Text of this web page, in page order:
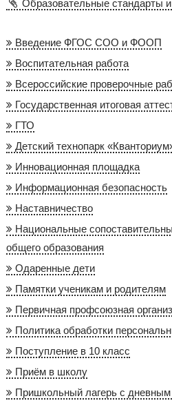
Образовательные стандарты
Введение ФГОС СОО и ФООП
Воспитательная работа
Всероссийские проверочные
Государственная итоговая
ГТО
Детский технопарк
Инновационная площадка
Информационная безопасность
Наставничество
Национальные
общего образования
Одаренные дети
Памятки ученикам и родителям
Первичная профсоюзная
Политика обработки
Поступление в 10 класс
Приём в школу
Пришкольный лагерь с